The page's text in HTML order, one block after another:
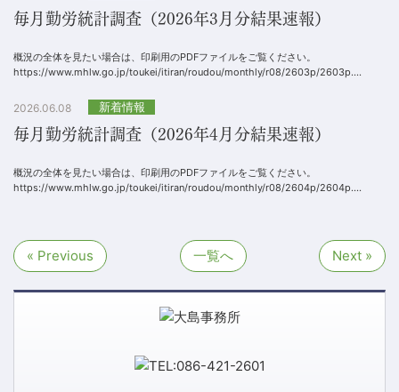
毎月勤労統計調査（2026年3月分結果速報）
概況の全体を見たい場合は、印刷用のPDFファイルをご覧ください。
https://www.mhlw.go.jp/toukei/itiran/roudou/monthly/r08/2603p/2603p....
2026.06.08 新着情報
毎月勤労統計調査（2026年4月分結果速報）
概況の全体を見たい場合は、印刷用のPDFファイルをご覧ください。
https://www.mhlw.go.jp/toukei/itiran/roudou/monthly/r08/2604p/2604p....
« Previous 一覧へ Next »